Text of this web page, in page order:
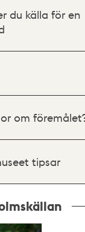
du källa för en
om
tipsar